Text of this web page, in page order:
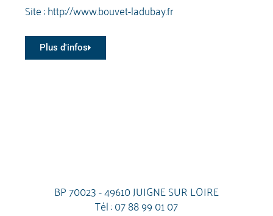
Site :http://www.bouvet-ladubay.fr
Plus d'infos
BP 70023 - 49610 JUIGNE SUR LOIRE
Tél :07 88 99 01 07